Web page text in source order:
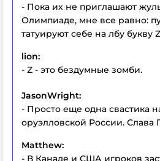
- Пока их не приглашают
Олимпиаде, мне все равно:
татуируют себе на лбу букву
lion:
- Z - это бездумные зомби.
JasonWright:
- Просто еще одна свастика
оруэлловской России. Слава
Matthew:
- В Канаде и США игроков